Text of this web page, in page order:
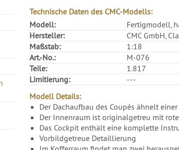
Technische Daten des CMC-Modells:
Modell:
Fertigmodell,
Hersteller:
CMC GmbH,
Maßstab:
1:18
Art.-No.:
M-076
Teile:
1.817
Limitierung:
---
Modell Details:
Der Dachaufbau des Coupés ähnelt
Der Innenraum ist originalgetreu mit
Das Cockpit enthält eine komplette
Vorbildgetreue Detaillierung